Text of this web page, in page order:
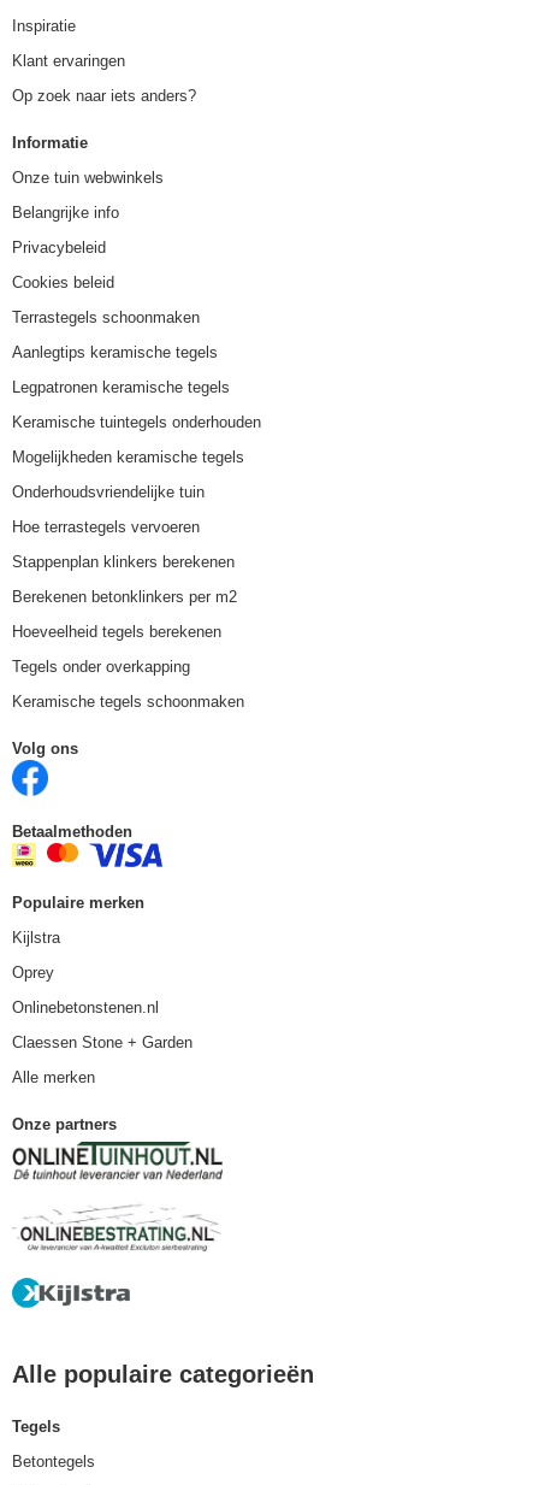
Inspiratie
Klant ervaringen
Op zoek naar iets anders?
Informatie
Onze tuin webwinkels
Belangrijke info
Privacybeleid
Cookies beleid
Terrastegels schoonmaken
Aanlegtips keramische tegels
Legpatronen keramische tegels
Keramische tuintegels onderhouden
Mogelijkheden keramische tegels
Onderhoudsvriendelijke tuin
Hoe terrastegels vervoeren
Stappenplan klinkers berekenen
Berekenen betonklinkers per m2
Hoeveelheid tegels berekenen
Tegels onder overkapping
Keramische tegels schoonmaken
Volg ons
Betaalmethoden
Populaire merken
Kijlstra
Oprey
Onlinebetonstenen.nl
Claessen Stone + Garden
Alle merken
Onze partners
Alle populaire categorieën
Tegels
Betontegels